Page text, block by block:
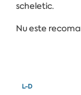
scheletic.
Nu este
L-D